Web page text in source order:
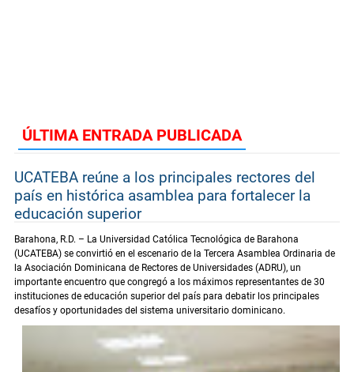
ÚLTIMA ENTRADA PUBLICADA
UCATEBA reúne a los principales rectores del
país en histórica asamblea para fortalecer la
educación superior
Barahona, R.D. – La Universidad Católica Tecnológica de Barahona
(UCATEBA) se convirtió en el escenario de la Tercera Asamblea Ordinaria de
la Asociación Dominicana de Rectores de Universidades (ADRU), un
importante encuentro que congregó a los máximos representantes de 30
instituciones de educación superior del país para debatir los principales
desafíos y oportunidades del sistema universitario dominicano.